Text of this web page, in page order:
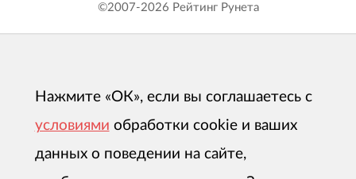
©2007-2026 Рейтинг Рунета
Нажмите «ОК», если вы соглашаетесь с
условиями обработки cookie и ваших
данных о поведении на сайте,